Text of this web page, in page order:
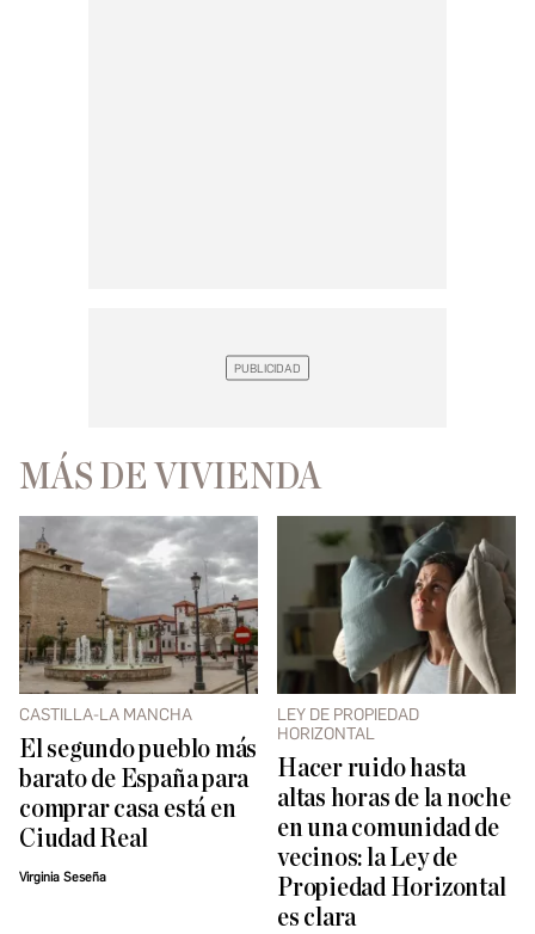
MÁS DE VIVIENDA
CASTILLA-LA MANCHA
El segundo pueblo más
barato de España para
comprar casa está en
Ciudad Real
Virginia Seseña
LEY DE PROPIEDAD
HORIZONTAL
Hacer ruido hasta
altas horas de la noche
en una comunidad de
vecinos: la Ley de
Propiedad Horizontal
es clara